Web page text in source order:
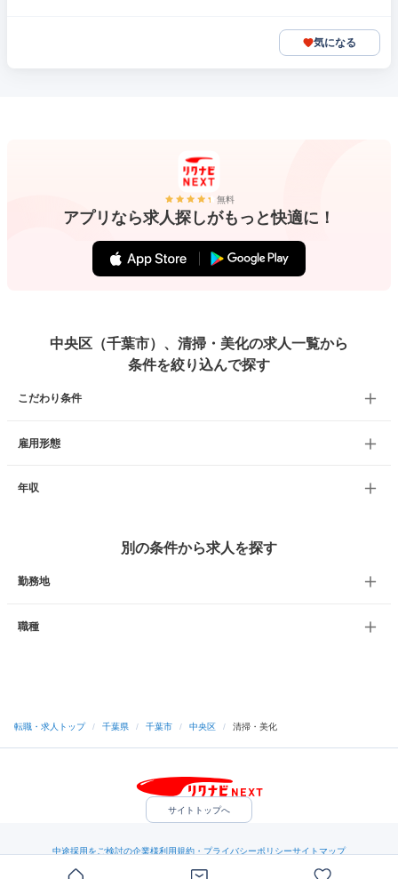
気になる
無料
アプリなら求人探しがもっと快適に！
中央区（千葉市）、清掃・美化の求人一覧から
条件を絞り込んで探す
こだわり条件
雇用形態
年収
別の条件から求人を探す
勤務地
職種
転職・求人トップ / 千葉県 / 千葉市 / 中央区 / 清掃・美化
サイトトップへ
中途採用をご検討の企業様利用規約・プライバシーポリシーサイトマップ